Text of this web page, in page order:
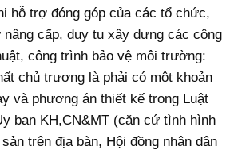
hỗ trợ đóng góp của các tổ chức,
nâng cấp, duy tu xây dựng các công
công trình bảo vệ môi trường:
chủ trương là phải có một khoản
và phương án thiết kế trong Luật
ban KH,CN&MT (căn cứ tình hình
trên địa bàn, Hội đồng nhân dân